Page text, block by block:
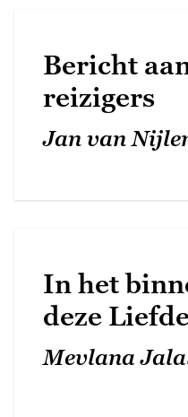
Bericht
reizigers
Jan van
In het
deze Liefde
Mevlana